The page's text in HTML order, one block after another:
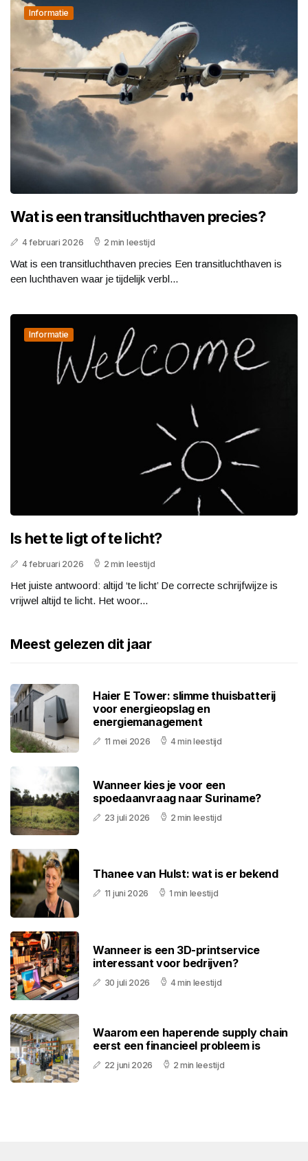
Informatie
Wat is een transitluchthaven precies?
4 februari 2026 2 min leestijd
Wat is een transitluchthaven precies Een transitluchthaven is
een luchthaven waar je tijdelijk verbl...
Informatie
Is het te ligt of te licht?
4 februari 2026 2 min leestijd
Het juiste antwoord: altijd ‘te licht’ De correcte schrijfwijze is
vrijwel altijd te licht. Het woor...
Meest gelezen dit jaar
Haier E Tower: slimme thuisbatterij
voor energieopslag en
energiemanagement
11 mei 2026 4 min leestijd
Wanneer kies je voor een
spoedaanvraag naar Suriname?
23 juli 2026 2 min leestijd
Thanee van Hulst: wat is er bekend
11 juni 2026 1 min leestijd
Wanneer is een 3D-printservice
interessant voor bedrijven?
30 juli 2026 4 min leestijd
Waarom een haperende supply chain
eerst een financieel probleem is
22 juni 2026 2 min leestijd